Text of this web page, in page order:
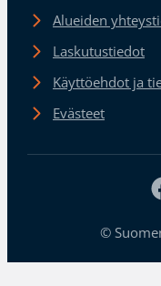
Alueiden
Laskutustiedot
Käyttöehdot ja
Evästeet
©